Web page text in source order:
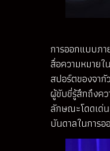
การออกแบบภ
สื่อความหมาย
สปอร์ตของจา
ผู้ขับขี่รู้สึกถึงค
ลักษณะโดดเด่น
บันดาลในการ